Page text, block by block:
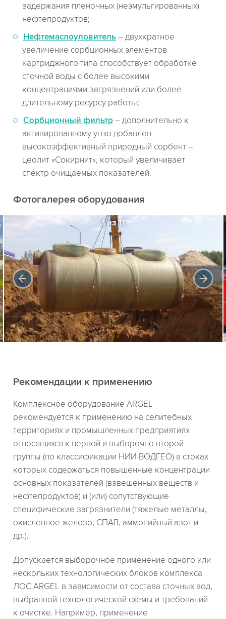
задержания пленочных (неэмульгированных)
нефтепродуктов;
Нефтемаслоуловитель – двухкратное
увеличение сорбционных элементов
картриджного типа способствует обработке
сточной воды с более высокими
концентрациями загрязнений или более
длительному ресурсу работы;
Сорбционный фильтр – дополнительно к
активированному углю добавлен
высокоэффективный природный сорбент –
цеолит «Сокирнит», который увеличивает
спектр очищаемых показателей.
Фотогалерея оборудования
1 из 11
Рекомендации к применению
Комплексное оборудование ARGEL
рекомендуется к применению на селитебных
территориях и промышленных предприятиях
относящихся к первой и выборочно второй
группы (по классификации НИИ ВОДГЕО) в стоках
которых содержаться повышенные концентрации
основных показателей (взвешенных веществ и
нефтепродуктов) и (или) сопутствующие
специфические загрязнители (тяжелые металлы,
окисленное железо, СПАВ, аммонийный азот и
др.).
Допускается выборочное применение одного или
нескольких технологических блоков комплекса
ЛОС ARGEL в зависимости от состава сточных вод,
выбранной технологической схемы и требований
к очистке. Например, применение